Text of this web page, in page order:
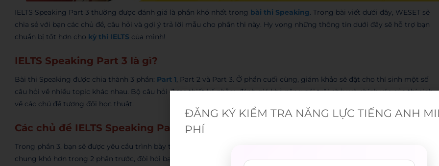
IELTS Speaking Part 3 thường được đánh giá là phần khó nhất trong bài thi Speaking. Trong bài viết dưới đây, WESET sẽ
chia sẻ với bạn các chủ đề, câu hỏi và gợi ý trả lời mẫu cho phần thi này. Hy vọng những thông tin dưới đây sẽ hỗ trợ bạn
chuẩn bị tốt hơn cho kỳ thi IELTS của mình!
IELTS Speaking Part 3 là gì?
Bài thi Speaking được chia thành 3 phần: Part 1, Part 2 và Part 3. Ở phần cuối cùng, giám khảo sẽ đặt cho thí sinh một số
câu hỏi về nhiều topic khác nhau. Bộ câu hỏi được thiết kế nhằm đánh giá khả năng nói trôi chảy và chính xác của thí sinh
về các chủ đề tương đối học thuật.
Các chủ đề IELTS Speaking Part 3
Trong phần 3, bạn sẽ được yêu cầu trình bày tròng thời gian từ 1-2 phút cho từng chủ đề được chọn. Câu hỏi Part 3 nhìn
chung khó hơn trong 2 phần trước, đòi hỏi bạn phải có vốn kiến thức, từ vựng và khả năng lập luận nhất định để làm tốt
ĐĂNG KÝ KIỂM TRA NĂNG LỰC TIẾNG ANH
PHÍ